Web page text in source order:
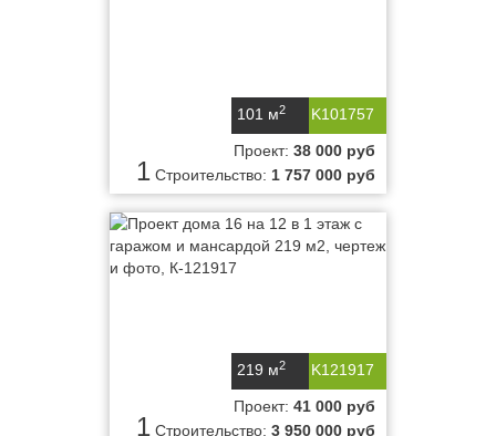
K101757
101 м2
1
Проект: 38 000 руб
Строительство: 1 757 000 руб
K121917
219 м2
1
Проект: 41 000 руб
Строительство: 3 950 000 руб